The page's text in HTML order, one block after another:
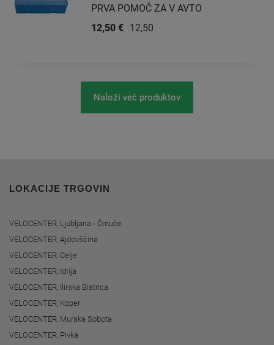
PRVA POMOČ ZA V AVTO
12,50 €
12,50 €
Naloži več produktov
LOKACIJE TRGOVIN
VELOCENTER, Ljubljana - Črnuče
VELOCENTER, Ajdovščina
VELOCENTER, Celje
VELOCENTER, Idrija
VELOCENTER, Ilirska Bistrica
VELOCENTER, Koper
VELOCENTER, Murska Sobota
VELOCENTER, Pivka